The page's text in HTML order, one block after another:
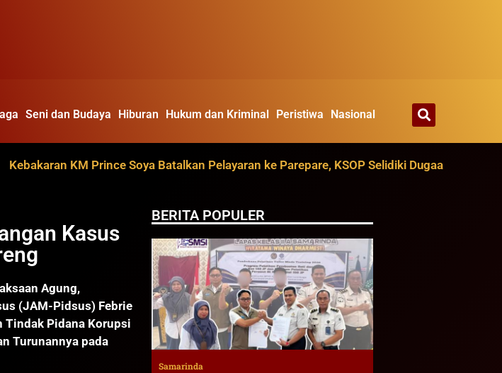
Seni dan Budaya Hiburan Hukum dan Kriminal Peristiwa Nasional
KM Prince Soya Batalkan Pelayaran ke Parepare, KSOP Selidiki Dugaan dari Ruang Oli
Kasus
Agung,
(JAM-Pidsus) Febrie
Tindak Pidana Korupsi
Turunannya pada
BERITA POPULER
Samarinda